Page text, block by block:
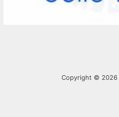
Copyright © 2026